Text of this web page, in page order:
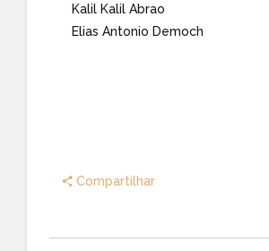
Kalil Kalil Abrao
Elias Antonio Democh
Compartilhar